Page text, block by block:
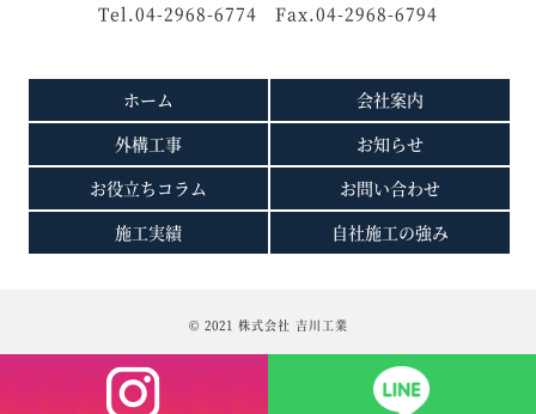
Tel.04-2968-6774 Fax.04-2968-6794
ホーム
外構工事
お役立ちコラム
施工実績
自社施工の強み
会社案内
お知らせ
お問い合わせ
© 2021 株式会社 吉川工業